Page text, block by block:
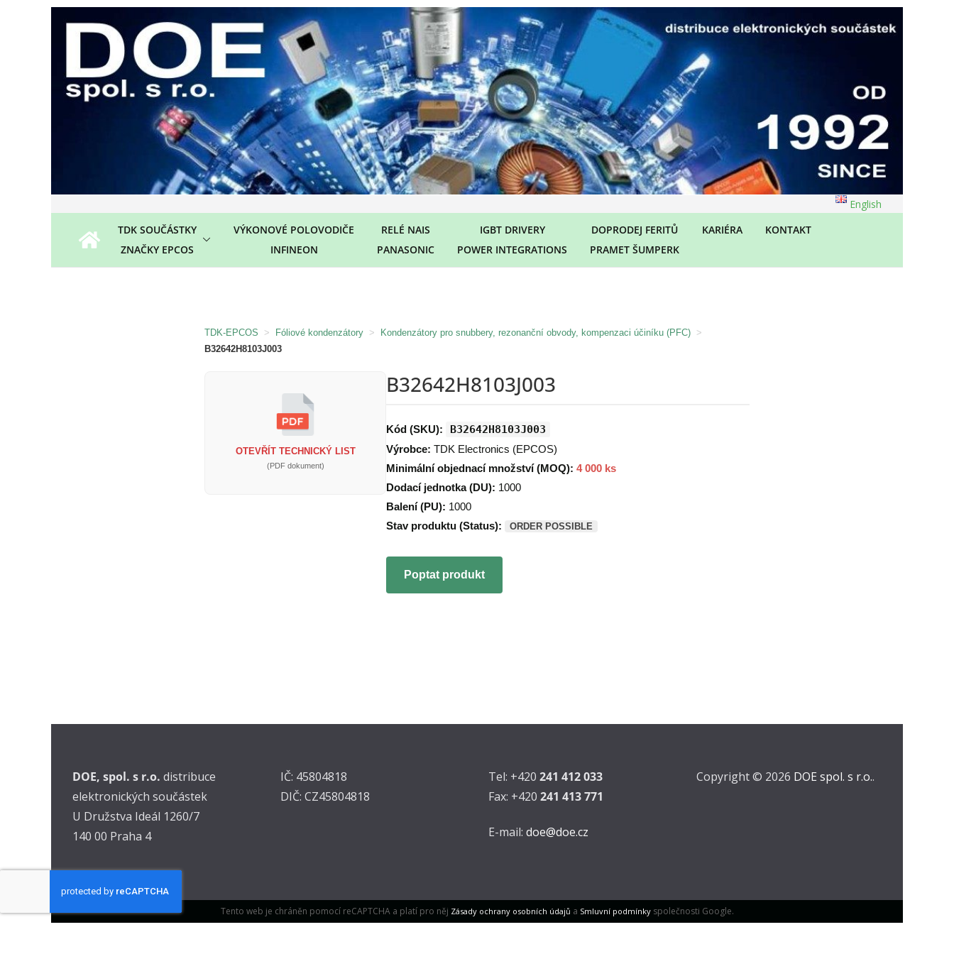
English
TDK SOUČÁSTKY
ZNAČKY EPCOS
VÝKONOVÉ POLOVODIČE
INFINEON
RELÉ NAIS
PANASONIC
IGBT DRIVERY
POWER INTEGRATIONS
DOPRODEJ FERITŮ
PRAMET ŠUMPERK
KARIÉRA KONTAKT
TDK-EPCOS > Fóliové kondenzátory > Kondenzátory pro snubbery, rezonanční obvody, kompenzaci účiníku (PFC) >
B32642H8103J003
OTEVŘÍT TECHNICKÝ LIST
(PDF dokument)
B32642H8103J003
Kód (SKU): B32642H8103J003
Výrobce: TDK Electronics (EPCOS)
Minimální objednací množství (MOQ): 4 000 ks
Dodací jednotka (DU): 1000
Balení (PU): 1000
Stav produktu (Status):
ORDER POSSIBLE
Poptat produkt
DOE, spol. s r.o. distribuce
elektronických součástek
U Družstva Ideál 1260/7
140 00 Praha 4
IČ: 45804818
DIČ: CZ45804818
Tel: +420 241 412 033
Fax: +420 241 413 771
E-mail: doe@doe.cz
Copyright © 2026 DOE spol. s r.o..
Tento web je chráněn pomocí reCAPTCHA a platí pro něj Zásady ochrany osobních údajů a Smluvní podmínkyspolečnosti Google.